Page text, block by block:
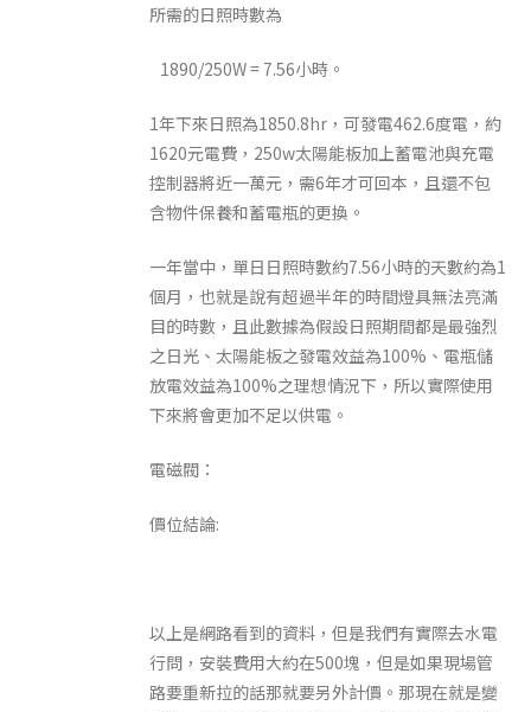
所需的日照時數為
1890/250W = 7.56小時。
1年下來日照為1850.8hr，可發電462.6度電，約
1620元電費，250w太陽能板加上蓄電池與充電
控制器將近一萬元，需6年才可回本，且還不包
含物件保養和蓄電瓶的更換。
一年當中，單日日照時數約7.56小時的天數約為1
個月，也就是說有超過半年的時間燈具無法亮滿
目的時數，且此數據為假設日照期間都是最強烈
之日光、太陽能板之發電效益為100%、電瓶儲
放電效益為100%之理想情況下，所以實際使用
下來將會更加不足以供電。
電磁閥：
價位結論:
以上是網路看到的資料，但是我們有實際去水電
行問，安裝費用大約在500塊，但是如果現場管
路要重新拉的話那就要另外計價。那現在就是變